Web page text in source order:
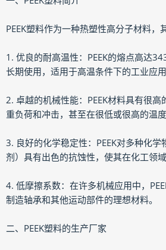
PEEK塑料作为一种热塑性高分子材料，
1. 优良的耐高温性：PEEK的熔点高达
长期使用，适用于高温条件下的工业应用
2. 卓越的机械性能：PEEK材料具有很
重负荷和冲击，甚至在很低或很高的温
3. 良好的化学稳定性：PEEK对多种化
剂）具有出色的抗蚀性，使其在化工领域
4. 低摩擦系数：在许多机械应用中，
制造轴承和其他运动部件的理想材料。
二、PEEK塑料的生产厂家